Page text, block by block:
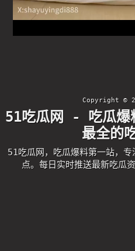
Copyright ©
51吃瓜网 - 吃瓜爆
最全的
51吃瓜网，吃瓜爆料第一站，
点。每日实时推送最新吃瓜